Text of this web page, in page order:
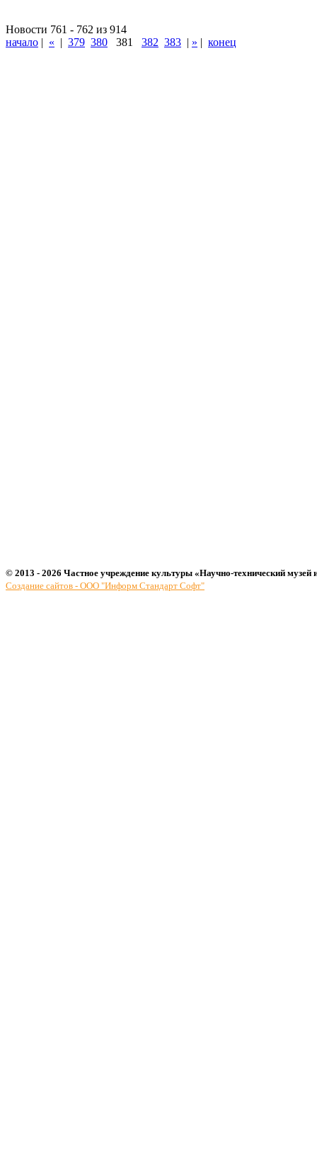
Новости 761 - 762 из 914
начало | « | 379 380 381 382 383 | » | конец
© 2013 - 2026 Частное учреждение культуры «Научно-технический музей
Создание сайтов - ООО "Информ Стандарт Софт"